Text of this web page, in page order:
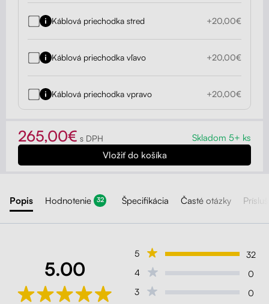
Káblová priechodka stred +20,00€
Káblová priechodka vľavo +20,00€
Káblová priechodka vpravo +20,00€
265,00€ s DPH Skladom 5+ ks
Popis Hodnotenie 32 Špecifikácia Časté otázky
5.00
5
32
4
0
3
0